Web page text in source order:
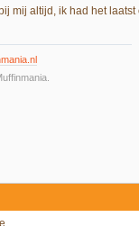
mij altijd, ik had het